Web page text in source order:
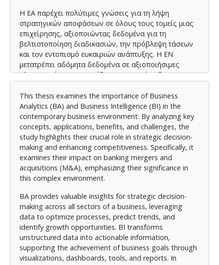
Η ΕΑ παρέχει πολύτιμες γνώσεις για τη λήψη
στρατηγικών αποφάσεων σε όλους τους τομείς μιας
επιχείρησης, αξιοποιώντας δεδομένα για τη
βελτιστοποίηση διαδικασιών, την πρόβλεψη τάσεων
και τον εντοπισμό ευκαιριών ανάπτυξης. Η ΕΝ
μετατρέπει αδόμητα δεδομένα σε αξιοποιήσιμες
πληροφορίες, υποστηρίζοντας την επίτευξη
πινάκων, εργαλείων και αναφορών. Στις τραπεζικές
Σ&Ε, η ΕΑ και η ΕΝ συμβάλλουν στην αξιολόγηση
ευκαιριών και κινδύνων, στον σχεδιασμό
στρατηγικών ενοποίησης και στην παρακολούθηση
της προόδου μετά τη συγχώνευση.
Η υιοθέτηση ΕΑ, ΕΝ και Τεχνητής Νοημοσύνης (ΤΝ)
οδηγεί σε βελτιωμένη αποδοτικότητα, τεκμηριωμένες
αποφάσεις, ενίσχυση της καινοτομίας και
ανταγωνιστικό πλεονέκτημα. Ωστόσο, υπάρχουν
προκλήσεις όπως η διασφάλιση της ποιότητας των
δεδομένων, η ομαλή ενσωμάτωση της τεχνολογίας
και η διαχείριση των αλλαγών εντός του οργανισμού.
Για να παραμείνουν ανταγωνιστικές σε μια ταχέως
μεταβαλλόμενη αγορά, οι επιχειρήσεις πρέπει να
υιοθετήσουν την ψηφιακή μετασχηματισμό μέσω της
ΕΑ, της ΕΝ και της ΤΝ. Η υπεύθυνη χρήση δεδομένων
This thesis examines the importance of Business
Analytics (BA) and Business Intelligence (BI) in the
contemporary business environment. By analyzing key
concepts, applications, benefits, and challenges, the
study highlights their crucial role in strategic decision-
making and enhancing competitiveness. Specifically, it
examines their impact on banking mergers and
acquisitions (M&A), emphasizing their significance in
this complex environment.
BA provides valuable insights for strategic decision-
making across all sectors of a business, leveraging
data to optimize processes, predict trends, and
identify growth opportunities. BI transforms
unstructured data into actionable information,
supporting the achievement of business goals through
visualizations, dashboards, tools, and reports. In